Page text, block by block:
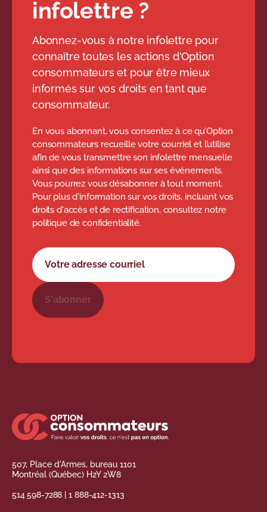
infolettre ?
Abonnez-vous à notre infolettre pour
connaître toutes les actions d'Option
consommateurs et pour être mieux
informés sur vos droits en tant que
consommateur.
En vous abonnant, vous consentez à ce qu’Option
consommateurs recueille votre courriel et l’utilise
afin de vous transmettre son infolettre mensuelle
ainsi que des informations sur ses événements.
Vous pourrez vous désabonner à tout moment.
Pour plus d'information sur vos droits, incluant vos
droits d'accès et de rectification, consultez notre
politique de confidentialité.
Formulaire d'abonnement à l'infolettre
Votre adresse courriel
S'abonner
507, Place d'Armes, bureau 1101
Montréal (Québec) H2Y 2W8
514 598-7288 |1 888-412-1313